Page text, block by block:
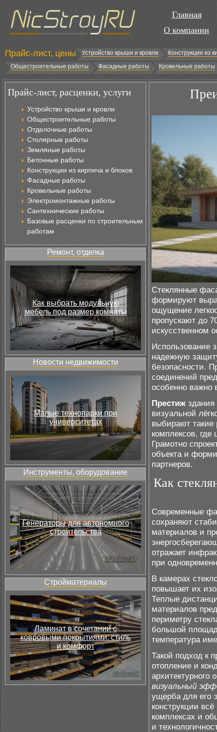
Главная
О компании
Прайс-лист, цены Устройство крыши и кровли
Конструкции из
Общестроительные работы
Фасадные работы Кровельные работы
Прайс-лист, расценки, услуги
Устройство крыши и кровли
Общестроительные работы
Отделочные работы
Столярные работы
Земляные работы
Бетонные работы
Конструкции из кирпича и блоков
Фасадные работы
Кровельные работы
Электромонтажные работы
Сантехнические работы
Базовые расценки по строительным
работам
Ремонт, отделка
Как выбрать модульную
мебель под размер комнаты
Новости недвижимости
Малые технопарки при
университетах
Инструменты, оборудование
Генераторы для автономного
строительства
Стройматериалы
Ламинат в сочетании с
ковровыми покрытиями: стиль
и комфорт
Стеклянные
формируют
ощущение
пропускают до
искусственном
Использование
надежную
безопасности.
соединений
особенно
Престиж
визуальной
выбирают
комплексов, где
Грамотно
объекта и
партнеров.
Как
Современные
сохраняют
материалов и
отражает
при
В камерах
повышает их
Теплые
материалов
периметру
большой
температура
Такой подход к
отопление и
визуальный
ущерба для его
конструкции
комплексах и
и